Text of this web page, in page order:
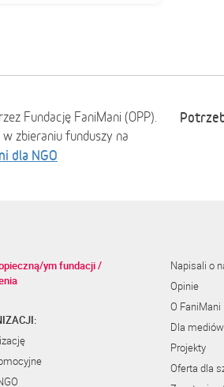
Fundację FaniMani (OPP).
zbieraniu funduszy na
dla NGO
ym fundacji /
Napisali o
Opinie
O FaniMani
Dla mediów
Projekty
Oferta dla